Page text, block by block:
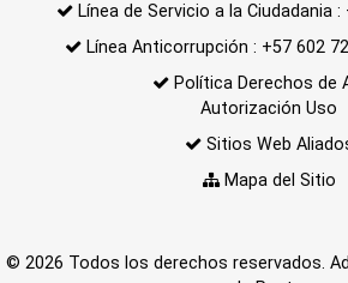
Línea de Servicio a la Ciudadania
Línea Anticorrupción : +57 602
Política Derechos de
Autorización Uso
Sitios Web
Mapa del Sitio
© 2026 Todos los derechos reservados.